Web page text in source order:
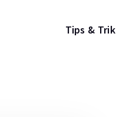
Tips & Trik